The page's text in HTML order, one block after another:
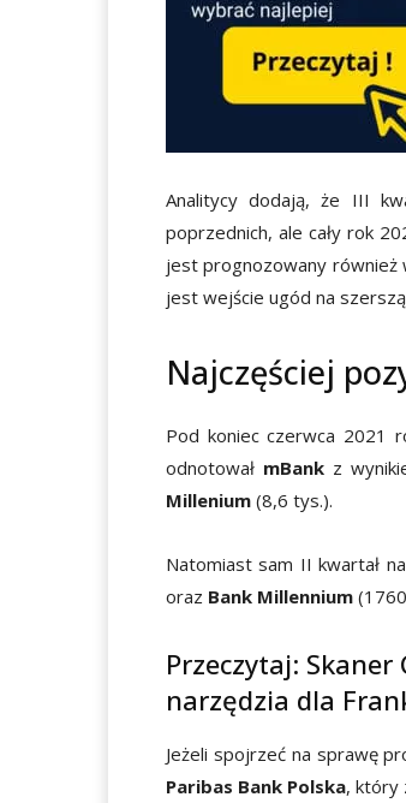
Analitycy dodają, że III
poprzednich, ale cały rok
jest prognozowany również
jest wejście ugód na
Najczęściej
Pod koniec czerwca 2021
odnotował mBank z
Millenium (8,6 tys.).
Natomiast sam II kwartał
oraz Bank Millennium
Przeczytaj: Skaner
narzędzia dla
Jeżeli spojrzeć na sprawę
Paribas Bank Polska, który